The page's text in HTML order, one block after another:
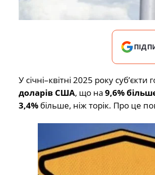
У січні–квітні 2025 року
доларів США, що на 9,6%
3,4%більше, ніж торік. Про це